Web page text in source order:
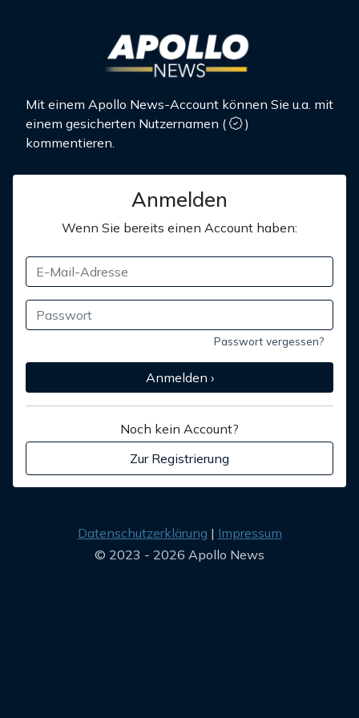
Mit einem Apollo News-Account können Sie u.a. mit
einem gesicherten Nutzernamen (
)
kommentieren.
Anmelden
Wenn Sie bereits einen Account haben:
Passwort vergessen?
Anmelden ›
Noch kein Account?
Zur Registrierung
Datenschutzerklärung
Impressum
© 2023 - 2026 Apollo News